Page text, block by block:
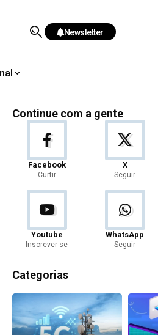
Newsletter
Continue com a gente
Facebook
Curtir
X
Seguir
Youtube
Inscrever-se
WhatsApp
Seguir
Categorias